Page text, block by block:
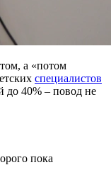
а «потом
специалистов
до 40% – повод не
пока